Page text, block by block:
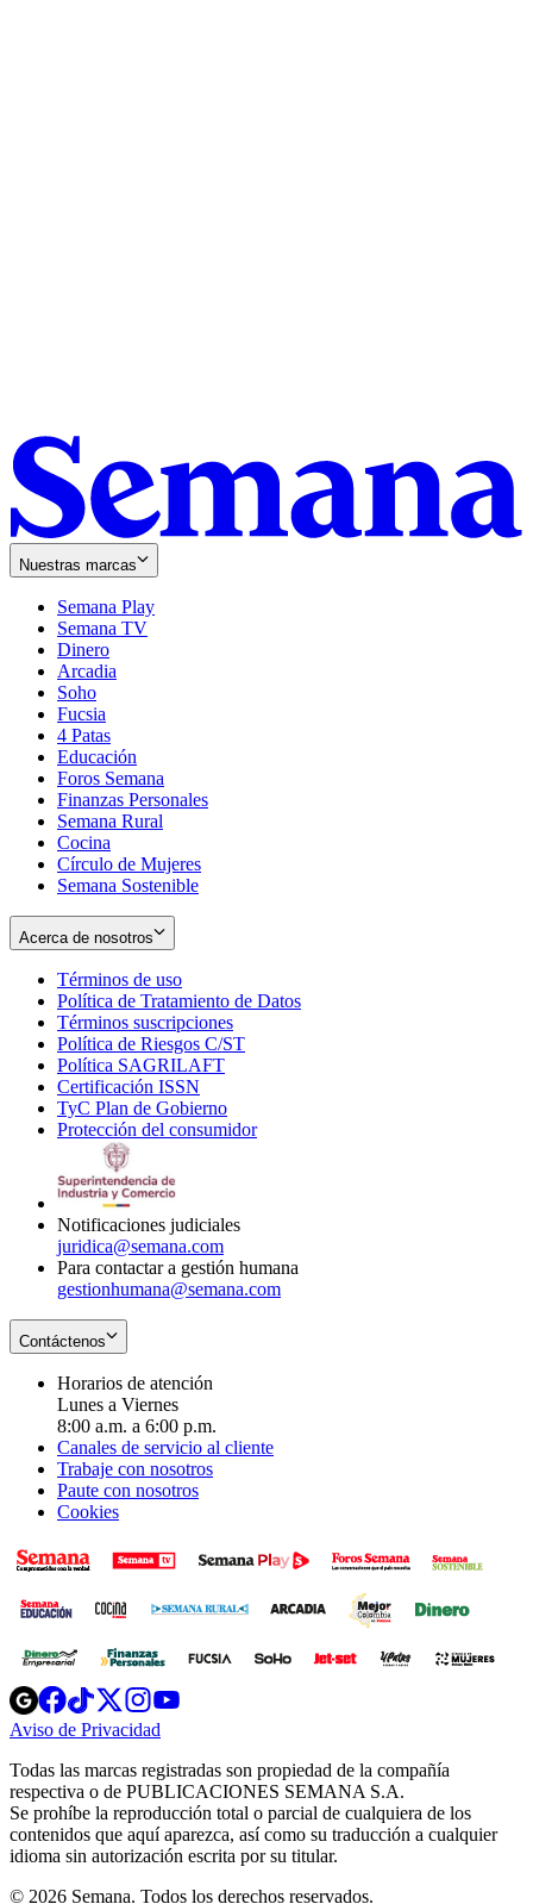
Nuestras marcas
Semana Play
Semana TV
Dinero
Arcadia
Soho
in
new
window
Fucsia
in
new
window
4 Patas
Educación
Foros Semana
Finanzas Personales
Semana Rural
Cocina
Círculo de Mujeres
Semana Sostenible
Acerca de nosotros
Términos de uso
in
new
window
Política de Tratamiento de Datos
Términos suscripciones
in
Política de Riesgos C/ST
Política SAGRILAFT
new
window
Certificación ISSN
in
new
TyC Plan de Gobierno
in
Protección del consumidorOpens
Notificaciones judiciales
juridica@semana.com
Para contactar a gestión humana
gestionhumana@semana.com
Contáctenos
Horarios de atención
Lunes a Viernes
8:00 a.m. a 6:00 p.m.
Canales de servicio al cliente
Trabaje con nosotros
Paute con nosotros
Cookies
Opens
in
new
Opens
in
new
Opens
in
new
window
Opens
new
windowwindow
Aviso de Privacidad
new
window
Todas las marcas registradas son propiedad de la compañía
respectiva o de PUBLICACIONES SEMANA S.A.
Se prohíbe la reproducción total o parcial de cualquiera de los
contenidos que aquí aparezca, así como su traducción a cualquier
idioma sin autorización escrita por su titular.
© 2026 Semana. Todos los derechos reservados.